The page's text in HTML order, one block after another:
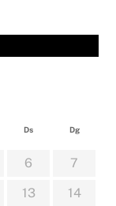
Ds Dg
6
7
13
14